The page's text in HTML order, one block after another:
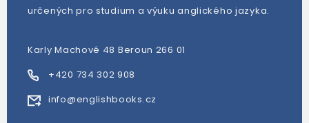
určených pro studium a výuku anglického jazyka.
Karly Machové 48 Beroun 266 01
+420 734 302 908
info@englishbooks.cz